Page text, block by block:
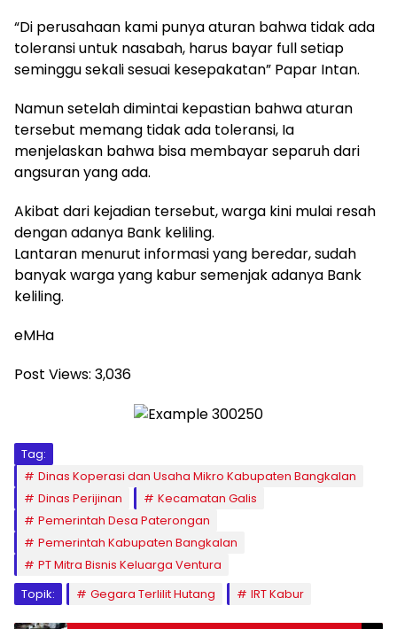
“Di perusahaan kami punya aturan bahwa tidak ada
toleransi untuk nasabah, harus bayar full setiap
seminggu sekali sesuai kesepakatan” Papar Intan.
Namun setelah dimintai kepastian bahwa aturan
tersebut memang tidak ada toleransi, Ia
menjelaskan bahwa bisa membayar separuh dari
angsuran yang ada.
Akibat dari kejadian tersebut, warga kini mulai resah
dengan adanya Bank keliling.
Lantaran menurut informasi yang beredar, sudah
banyak warga yang kabur semenjak adanya Bank
keliling.
eMHa
Post Views: 3,036
Tag:
Dinas Koperasi dan Usaha Mikro Kabupaten Bangkalan
Dinas Perijinan
Kecamatan Galis
Pemerintah Desa Paterongan
Pemerintah Kabupaten Bangkalan
PT Mitra Bisnis Keluarga Ventura
Topik:
Gegara Terlilit Hutang IRT Kabur